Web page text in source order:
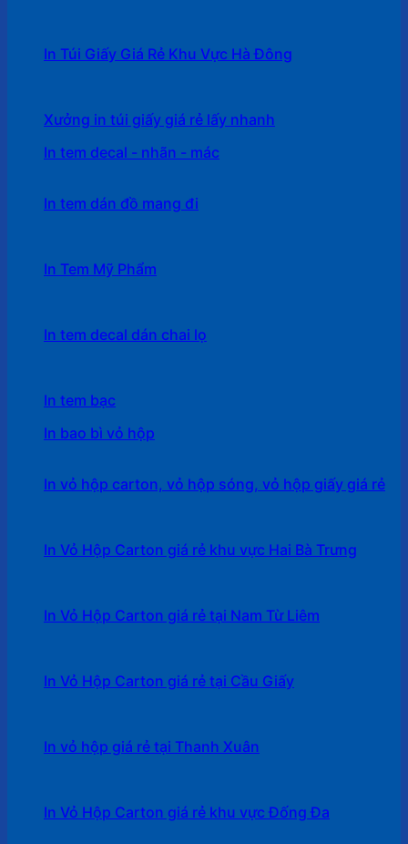
In Túi Giấy Giá Rẻ Khu Vực Hà Đông
Xưởng in túi giấy giá rẻ lấy nhanh
In tem decal - nhãn - mác
In tem dán đồ mang đi
In Tem Mỹ Phẩm
In tem decal dán chai lọ
In tem bạc
In bao bì vỏ hộp
In vỏ hộp carton, vỏ hộp sóng, vỏ hộp giấy giá rẻ
In Vỏ Hộp Carton giá rẻ khu vực Hai Bà Trưng
In Vỏ Hộp Carton giá rẻ tại Nam Từ Liêm
In Vỏ Hộp Carton giá rẻ tại Cầu Giấy
In vỏ hộp giá rẻ tại Thanh Xuân
In Vỏ Hộp Carton giá rẻ khu vực Đống Đa